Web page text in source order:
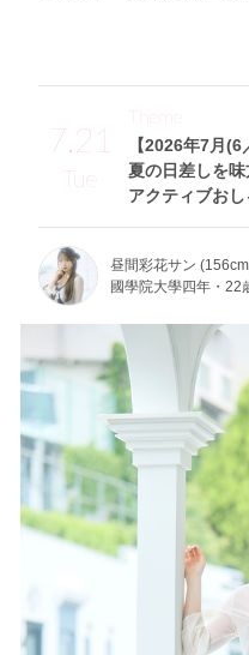
7.21
Tue
【2026年7月(6
夏の日差しを味
アクティブお
Theme
昼間彩花サン
國學院大學四年・22